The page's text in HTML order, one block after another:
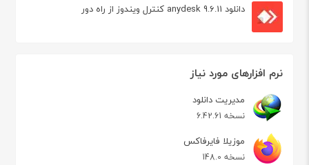
دانلود anydesk 9.6.11 کنترل ویندوز از راه دور
نرم افزارهای مورد نیاز
مدیریت دانلود
نسخه 6.42.61
موزیلا فایرفاکس
نسخه 148.0